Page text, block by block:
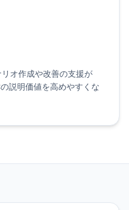
オ作成や改善の支援が
説明価値を高めやすくな